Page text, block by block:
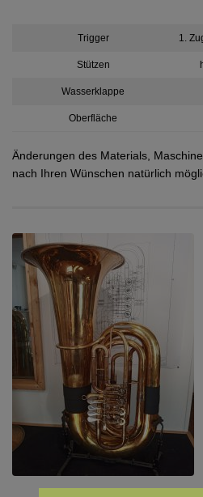
Trigger 1.
Stützen
Wasserklappe
Oberfläche
Änderungen des Materials,
nach Ihren Wünschen natürlich